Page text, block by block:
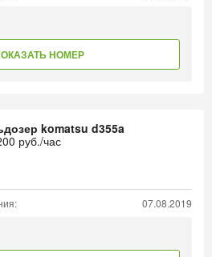
НОМЕР
komatsu d355a
руб./час
07.08.2019